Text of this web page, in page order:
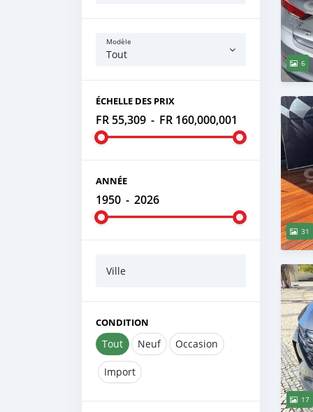
Modèle
Tout
ÉCHELLE DES PRIX
FR 55,309 - FR 160,000,001
ANNÉE
1950 - 2026
Ville
CONDITION
Tout Neuf Occasion
Import
6
31
17